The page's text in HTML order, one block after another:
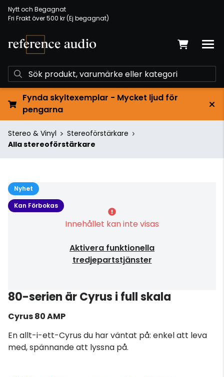
Nytt och Begagnat
Fri Frakt över 500 kr (Ej begagnat)
Fynda skyltexemplar - Mycket ljud för
pengarna
Stereo & Vinyl
Stereoförstärkare
Alla stereoförstärkare
Nyhet
Kan Förbokas
Innehållet kan inte visas
Aktivera funktionella
tredjepartstjänster
80-serien är Cyrus i full skala
Cyrus80 AMP
En allt-i-ett-Cyrus du har väntat på: enkel att leva
med, spännande att lyssna på.